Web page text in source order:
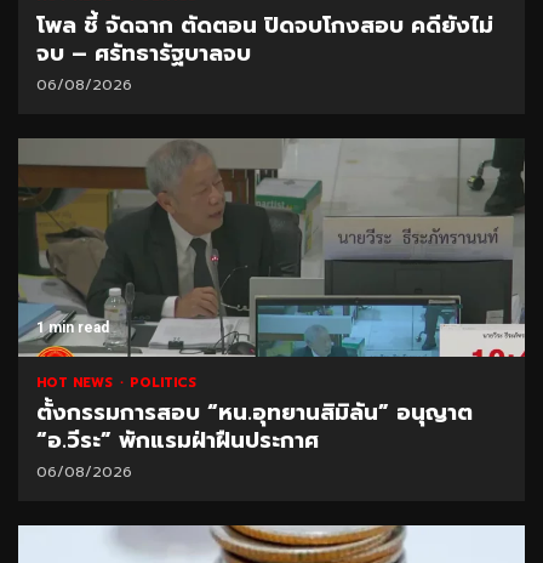
โพล ชี้ จัดฉาก ตัดตอน ปิดจบโกงสอบ คดียังไม่
จบ – ศรัทธารัฐบาลจบ
06/08/2026
1 min read
HOT NEWS POLITICS
ตั้งกรรมการสอบ “หน.อุทยานสิมิลัน” อนุญาต
“อ.วีระ” พักแรมฝ่าฝืนประกาศ
06/08/2026